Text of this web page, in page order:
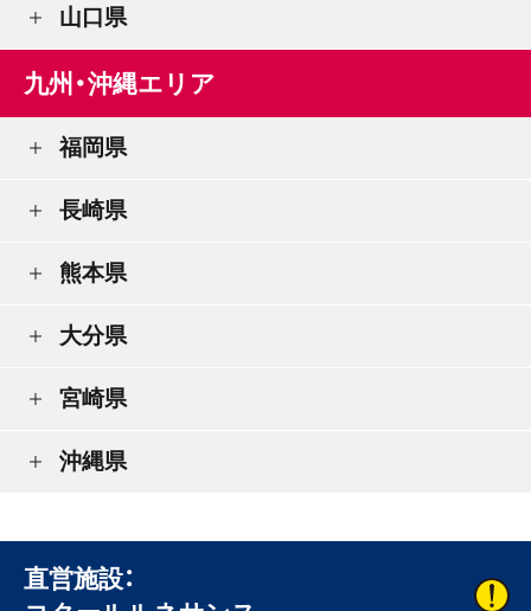
山口県
九州・沖縄エリア
福岡県
長崎県
熊本県
大分県
宮崎県
沖縄県
直営施設：